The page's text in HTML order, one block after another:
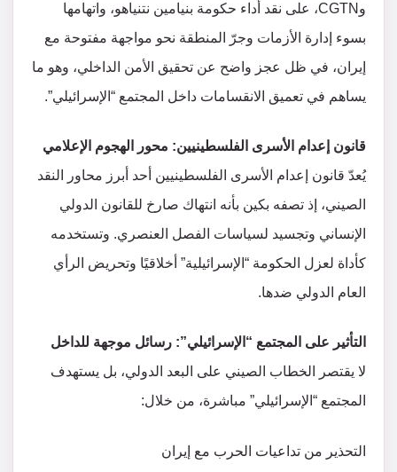
وCGTN، على نقد أداء حكومة بنيامين نتنياهو، واتهامها
بسوء إدارة الأزمات وجرّ المنطقة نحو مواجهة مفتوحة مع
إيران، في ظل عجز واضح عن تحقيق الأمن الداخلي، وهو ما
يساهم في تعميق الانقسامات داخل المجتمع “الإسرائيلي”.
قانون إعدام الأسرى الفلسطينيين: محور الهجوم الإعلامي
يُعدّ قانون إعدام الأسرى الفلسطينيين أحد أبرز محاور النقد
الصيني، إذ تصفه بكين بأنه انتهاك صارخ للقانون الدولي
الإنساني وتجسيد لسياسات الفصل العنصري. وتستخدمه
كأداة لعزل الحكومة “الإسرائيلية” أخلاقيًا وتحريض الرأي
العام الدولي ضدها.
التأثير على المجتمع “الإسرائيلي”: رسائل موجهة للداخل
لا يقتصر الخطاب الصيني على البعد الدولي، بل يستهدف
المجتمع “الإسرائيلي” مباشرة، من خلال:
التحذير من تداعيات الحرب مع إيران